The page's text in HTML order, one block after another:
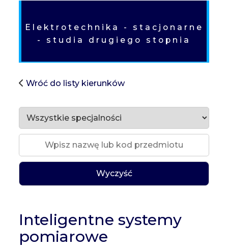
Elektrotechnika - stacjonarne
- studia drugiego stopnia
Wróć do listy kierunków
Wyczyść
Inteligentne systemy
pomiarowe